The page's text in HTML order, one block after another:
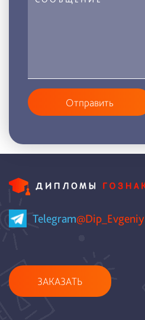
Отправить
Telegram@Dip_Evgeniy
ЗАКАЗАТЬ